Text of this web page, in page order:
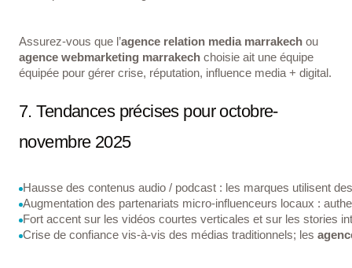
Assurez-vous que l’agence relation media marrakech ou
agence webmarketing marrakech choisie ait une équipe
équipée pour gérer crise, réputation, influence media + digital.
7. Tendances précises pour octobre-
novembre 2025
Hausse des contenus audio / podcast : les marques utilisent
Augmentation des partenariats micro-influenceurs locaux :
Fort accent sur les vidéos courtes verticales et sur les stories
Crise de confiance vis-à-vis des médias traditionnels; les